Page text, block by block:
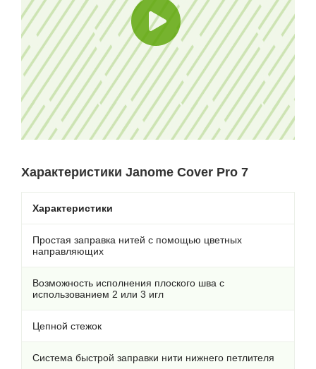
Характеристики Janome Cover Pro 7
Характеристики
Простая заправка нитей с помощью цветных
направляющих
Возможность исполнения плоского шва с
использованием 2 или 3 игл
Цепной стежок
Система быстрой заправки нити нижнего петлителя